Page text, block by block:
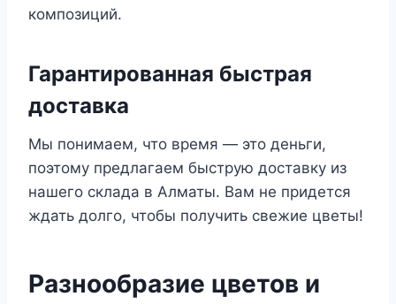
композиций.
Гарантированная быстрая
доставка
Мы понимаем, что время — это деньги,
поэтому предлагаем быструю доставку из
нашего склада в Алматы. Вам не придется
ждать долго, чтобы получить свежие цветы!
Разнообразие цветов и